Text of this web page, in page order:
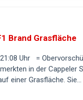
Brand Grasfläche
Uhr =
in der Cappeler
einer Grasfläche. Sie...